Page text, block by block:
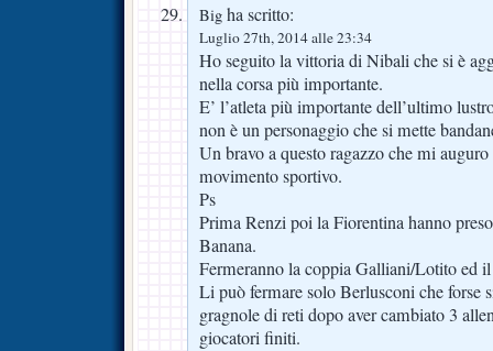
Big ha scritto:
Luglio 27th, 2014 alle 23:34
Ho seguito la vittoria di Nibali che si è
nella corsa più importante.
E’ l’atleta più importante dell’ultimo
non è un personaggio che si mette
Un bravo a questo ragazzo che mi
movimento sportivo.
Ps
Prima Renzi poi la Fiorentina hanno
Banana.
Fermeranno la coppia Galliani/Lotito ed
Li può fermare solo Berlusconi che forse
gragnole di reti dopo aver cambiato 3
giocatori finiti.